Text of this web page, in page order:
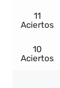
11
Aciertos
10
Aciertos